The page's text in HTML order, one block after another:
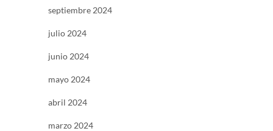
septiembre 2024
julio 2024
junio 2024
mayo 2024
abril 2024
marzo 2024